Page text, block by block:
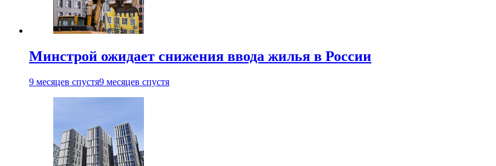
Минстрой ожидает снижения ввода жилья в России
9 месяцев спустя9 месяцев спустя